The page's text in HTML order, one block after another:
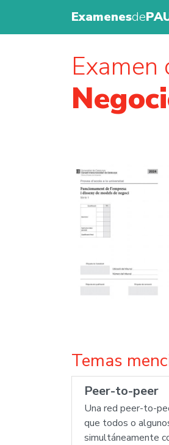
Examenesde
Examen
Temas
Peer-to-peer
Una red peer-to-
que todos o
simultáneamente